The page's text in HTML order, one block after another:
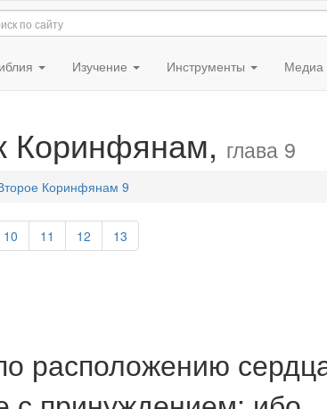
Изучение Инструменты Медиа
Коринфянам, глава 9
Коринфянам 9
10 11 12 13
расположению